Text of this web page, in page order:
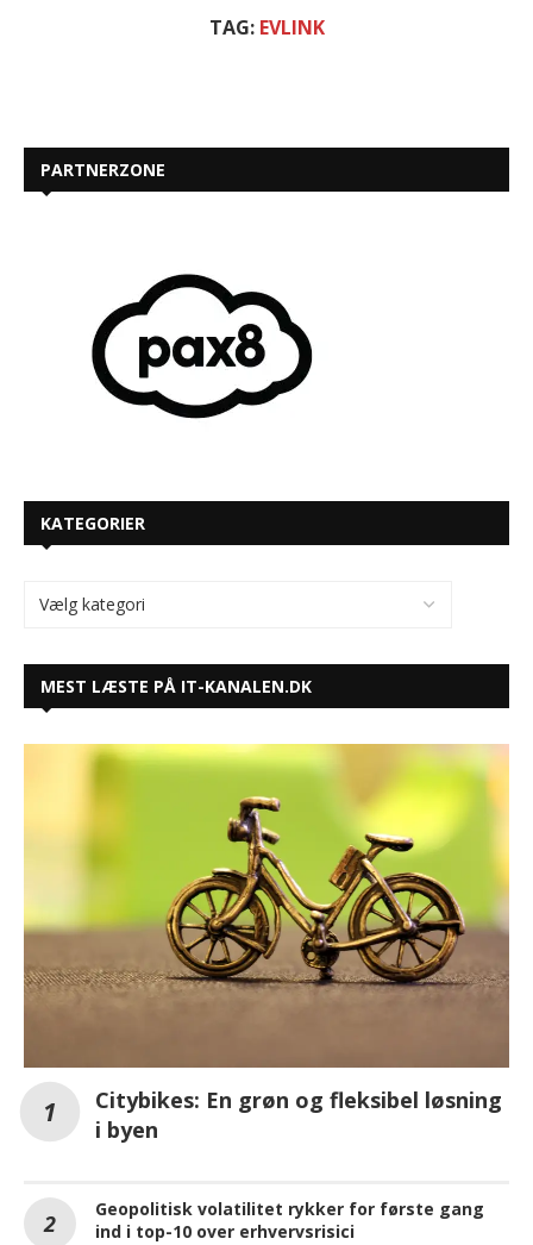
TAG: EVLINK
PARTNERZONE
KATEGORIER
MEST LÆSTE PÅ IT-KANALEN.DK
Citybikes: En grøn og fleksibel løsning
i byen
Geopolitisk volatilitet rykker for første gang
ind i top-10 over erhvervsrisici